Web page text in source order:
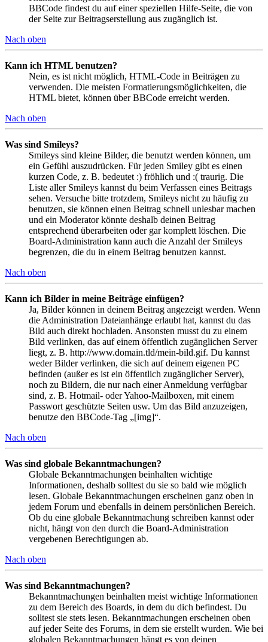
BBCode findest du auf einer speziellen Hilfe-Seite, die von
der Seite zur Beitragserstellung aus zugänglich ist.
Nach oben
Kann ich HTML benutzen?
Nein, es ist nicht möglich, HTML-Code in Beiträgen zu
verwenden. Die meisten Formatierungsmöglichkeiten, die
HTML bietet, können über BBCode erreicht werden.
Nach oben
Was sind Smileys?
Smileys sind kleine Bilder, die benutzt werden können, um
ein Gefühl auszudrücken. Für jeden Smiley gibt es einen
kurzen Code, z. B. bedeutet :) fröhlich und :( traurig. Die
Liste aller Smileys kannst du beim Verfassen eines Beitrags
sehen. Versuche bitte trotzdem, Smileys nicht zu häufig zu
benutzen, sie können einen Beitrag schnell unlesbar machen
und ein Moderator könnte deshalb deinen Beitrag
entsprechend überarbeiten oder gar komplett löschen. Die
Board-Administration kann auch die Anzahl der Smileys
begrenzen, die du in einem Beitrag benutzen kannst.
Nach oben
Kann ich Bilder in meine Beiträge einfügen?
Ja, Bilder können in deinem Beitrag angezeigt werden. Wenn
die Administration Dateianhänge erlaubt hat, kannst du das
Bild auch direkt hochladen. Ansonsten musst du zu einem
Bild verlinken, das auf einem öffentlich zugänglichen Server
liegt, z. B. http://www.domain.tld/mein-bild.gif. Du kannst
weder Bilder verlinken, die sich auf deinem eigenen PC
befinden (außer es ist ein öffentlich zugänglicher Server),
noch zu Bildern, die nur nach einer Anmeldung verfügbar
sind, z. B. Hotmail- oder Yahoo-Mailboxen, mit einem
Passwort geschützte Seiten usw. Um das Bild anzuzeigen,
benutze den BBCode-Tag „[img]“.
Nach oben
Was sind globale Bekanntmachungen?
Globale Bekanntmachungen beinhalten wichtige
Informationen, deshalb solltest du sie so bald wie möglich
lesen. Globale Bekanntmachungen erscheinen ganz oben in
jedem Forum und ebenfalls in deinem persönlichen Bereich.
Ob du eine globale Bekanntmachung schreiben kannst oder
nicht, hängt von den durch die Board-Administration
vergebenen Berechtigungen ab.
Nach oben
Was sind Bekanntmachungen?
Bekanntmachungen beinhalten meist wichtige Informationen
zu dem Bereich des Boards, in dem du dich befindest. Du
solltest sie stets lesen. Bekanntmachungen erscheinen oben
auf jeder Seite des Forums, in dem sie erstellt wurden. Wie bei
globalen Bekanntmachungen hängt es von deinen